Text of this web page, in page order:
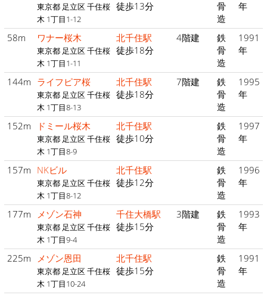
東京都 足立区 千住桜
木 1丁目1-12
徒歩13分
骨
造
年
58m ワナー桜木
東京都 足立区 千住桜
木 1丁目1-11
北千住駅
徒歩18分
4階建
鉄
骨
造
1991
年
144m ライフピア桜
東京都 足立区 千住桜
木 1丁目8-13
北千住駅
徒歩18分
7階建
鉄
骨
造
1995
年
152m ドミール桜木
東京都 足立区 千住桜
木 1丁目8-9
北千住駅
徒歩10分
鉄
骨
造
1997
年
157m NKビル
東京都 足立区 千住桜
木 1丁目8-12
北千住駅
徒歩12分
鉄
骨
造
1996
年
177m メゾン石神
東京都 足立区 千住桜
木 1丁目9-4
千住大橋駅
徒歩15分
3階建
鉄
骨
造
1993
年
225m メゾン恩田
東京都 足立区 千住桜
木 1丁目10-24
北千住駅
徒歩15分
鉄
骨
造
1991
年